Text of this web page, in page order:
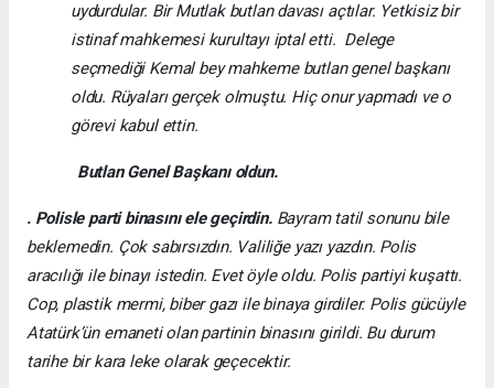
uydurdular. Bir Mutlak butlan davası açtılar. Yetkisiz bir
istinaf mahkemesi kurultayı iptal etti. Delege
seçmediği Kemal bey mahkeme butlan genel başkanı
oldu. Rüyaları gerçek olmuştu. Hiç onur yapmadı ve o
görevi kabul ettin.
Butlan Genel Başkanı oldun.
. Polisle parti binasını ele geçirdin.Bayram tatil sonunu bile
beklemedin. Çok sabırsızdın. Valiliğe yazı yazdın. Polis
aracılığı ile binayı istedin. Evet öyle oldu. Polis partiyi kuşattı.
Cop, plastik mermi, biber gazı ile binaya girdiler. Polis gücüyle
Atatürk’ün emaneti olan partinin binasını girildi. Bu durum
tarihe bir kara leke olarak geçecektir.